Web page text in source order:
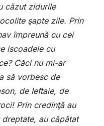
căzut zidurile
şapte zile. Prin
împreună cu cei
iscoadele cu
Căci nu mi-ar
să vorbesc de
de Ieftaie, de
Prin credinţă au
au căpătat